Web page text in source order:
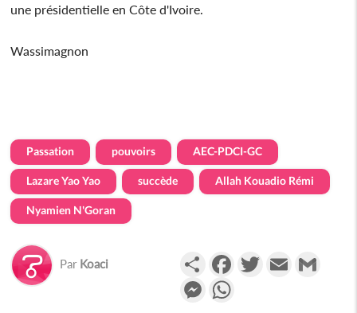
une présidentielle en Côte d'Ivoire.
Wassimagnon
Passation pouvoirs AEC-PDCI-GC
Lazare Yao Yao succède Allah Kouadio Rémi
Nyamien N'Goran
Par Koaci PartagerFacebookTwitterEmail
Messenger